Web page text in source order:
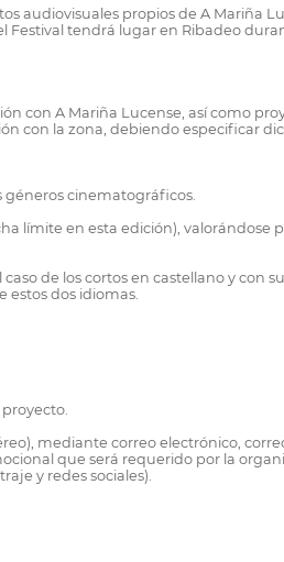
audiovisuales propios de A Mariña
tendrá lugar en Ribadeo
con A Mariña Lucense, así como
con la zona, debiendo especificar
géneros cinematográficos.
límite en esta edición), valorándose
de los cortos en castellano y con
estos dos idiomas.
mediante correo electrónico,
que será requerido por la
y redes sociales).